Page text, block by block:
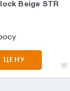
Beige STR
ЦЕНУ